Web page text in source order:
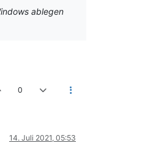
ablegen
0
14. Juli 2021, 05:53